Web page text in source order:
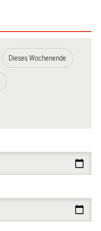
Dieses Wochenende